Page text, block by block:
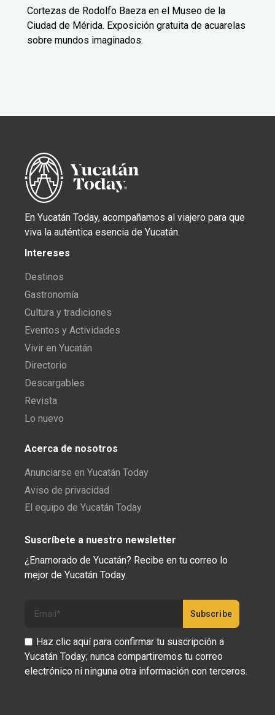
Cortezas de Rodolfo Baeza en el Museo de la
Ciudad de Mérida. Exposición gratuita de acuarelas
sobre mundos imaginados.
En Yucatán Today, acompañamos al viajero para que
viva la auténtica esencia de Yucatán.
Intereses
Destinos
Gastronomía
Cultura y tradiciones
Eventos y Actividades
Vivir en Yucatán
Directorio
Descargables
Revista
Lo nuevo
Acerca de nosotros
Anunciarse en Yucatán Today
Aviso de privacidad
El equipo de Yucatán Today
Suscríbete a nuestro newsletter
¿Enamorado de Yucatán? Recibe en tu correo lo
mejor de Yucatán Today.
Haz clic aquí para confirmar tu suscripción a
Yucatán Today; nunca compartiremos tu correo
electrónico ni ninguna otra información con terceros.